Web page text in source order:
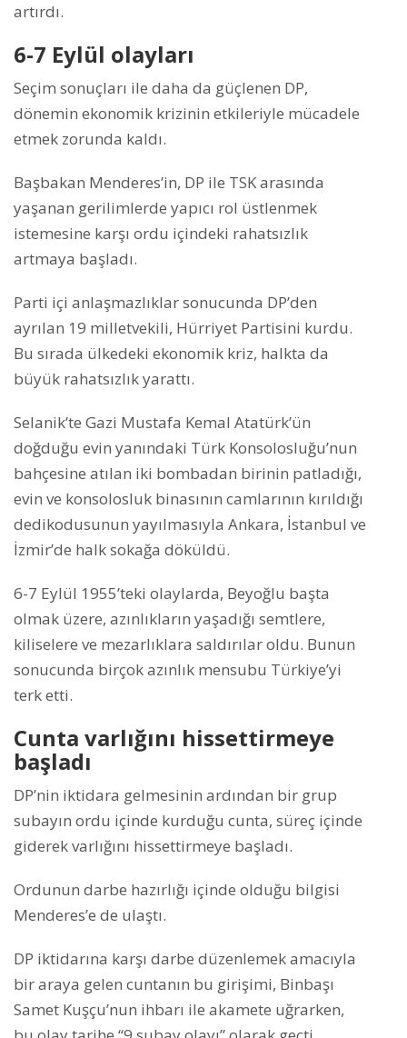
artırdı.
6-7 Eylül olayları
Seçim sonuçları ile daha da güçlenen DP,
dönemin ekonomik krizinin etkileriyle mücadele
etmek zorunda kaldı.
Başbakan Menderes’in, DP ile TSK arasında
yaşanan gerilimlerde yapıcı rol üstlenmek
istemesine karşı ordu içindeki rahatsızlık
artmaya başladı.
Parti içi anlaşmazlıklar sonucunda DP’den
ayrılan 19 milletvekili, Hürriyet Partisini kurdu.
Bu sırada ülkedeki ekonomik kriz, halkta da
büyük rahatsızlık yarattı.
Selanik’te Gazi Mustafa Kemal Atatürk’ün
doğduğu evin yanındaki Türk Konsolosluğu’nun
bahçesine atılan iki bombadan birinin patladığı,
evin ve konsolosluk binasının camlarının kırıldığı
dedikodusunun yayılmasıyla Ankara, İstanbul ve
İzmir’de halk sokağa döküldü.
6-7 Eylül 1955’teki olaylarda, Beyoğlu başta
olmak üzere, azınlıkların yaşadığı semtlere,
kiliselere ve mezarlıklara saldırılar oldu. Bunun
sonucunda birçok azınlık mensubu Türkiye’yi
terk etti.
Cunta varlığını hissettirmeye
başladı
DP’nin iktidara gelmesinin ardından bir grup
subayın ordu içinde kurduğu cunta, süreç içinde
giderek varlığını hissettirmeye başladı.
Ordunun darbe hazırlığı içinde olduğu bilgisi
Menderes’e de ulaştı.
DP iktidarına karşı darbe düzenlemek amacıyla
bir araya gelen cuntanın bu girişimi, Binbaşı
Samet Kuşçu’nun ihbarı ile akamete uğrarken,